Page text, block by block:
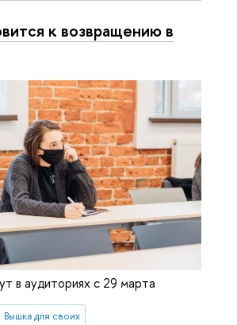
к возвращению в
в аудиториях с 29 марта
Вышка для своих